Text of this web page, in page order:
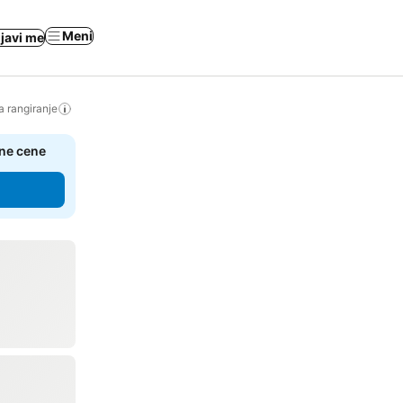
me Meni
rangiranje
cene